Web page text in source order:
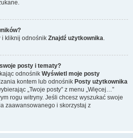
i kliknij odnośnik Znajdź użytkownika.
posty i tematy?
odnośnik Wyświetl moje posty
kontem lub odnośnik Posty użytkownika
„Twoje posty” z menu „Więcej…”
rogu witryny. Jeśli chcesz wyszukać swoje
zaawansowanego i skorzystaj z